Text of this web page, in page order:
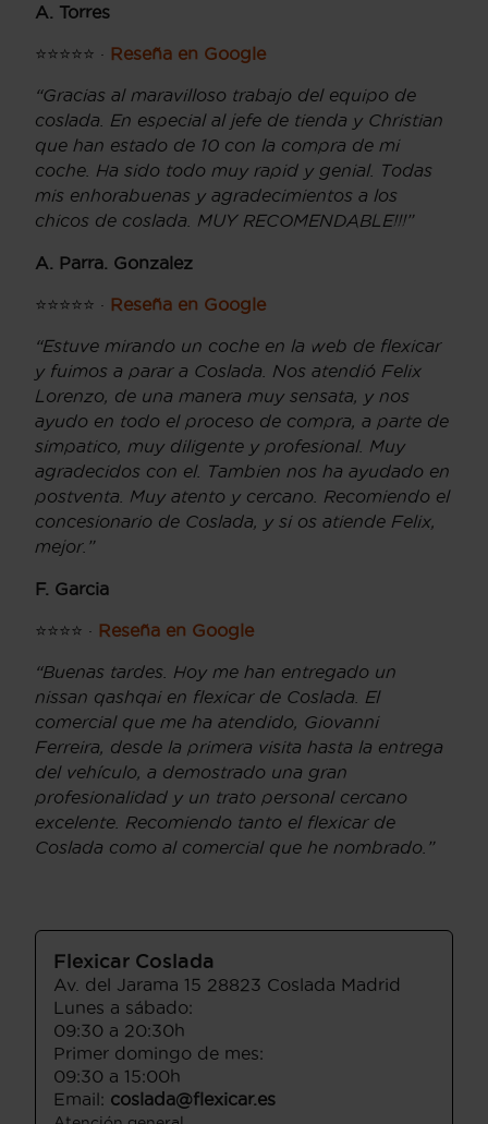
A. Torres
⭐⭐⭐⭐⭐ · Reseña en Google
“Gracias al maravilloso trabajo del equipo de
coslada. En especial al jefe de tienda y Christian
que han estado de 10 con la compra de mi
coche. Ha sido todo muy rapid y genial. Todas
mis enhorabuenas y agradecimientos a los
chicos de coslada. MUY RECOMENDABLE!!!”
A. Parra. Gonzalez
⭐⭐⭐⭐⭐ · Reseña en Google
“Estuve mirando un coche en la web de flexicar
y fuimos a parar a Coslada. Nos atendió Felix
Lorenzo, de una manera muy sensata, y nos
ayudo en todo el proceso de compra, a parte de
simpatico, muy diligente y profesional. Muy
agradecidos con el. Tambien nos ha ayudado en
postventa. Muy atento y cercano. Recomiendo el
concesionario de Coslada, y si os atiende Felix,
mejor.”
F. Garcia
⭐⭐⭐⭐ · Reseña en Google
“Buenas tardes. Hoy me han entregado un
nissan qashqai en flexicar de Coslada. El
comercial que me ha atendido, Giovanni
Ferreira, desde la primera visita hasta la entrega
del vehículo, a demostrado una gran
profesionalidad y un trato personal cercano
excelente. Recomiendo tanto el flexicar de
Coslada como al comercial que he nombrado.”
Flexicar Coslada
Av. del Jarama 15 28823 Coslada Madrid
Lunes a sábado:
09:30 a 20:30h
Primer domingo de mes:
09:30 a 15:00h
Email: coslada@flexicar.es